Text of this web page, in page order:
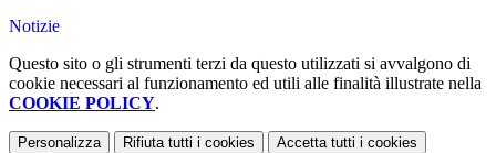
Notizie
Questo sito o gli strumenti terzi da questo utilizzati si avvalgono di
cookie necessari al funzionamento ed utili alle finalità illustrate nella
COOKIE POLICY.
Personalizza Rifiuta tutti i cookies Accetta tutti i cookies